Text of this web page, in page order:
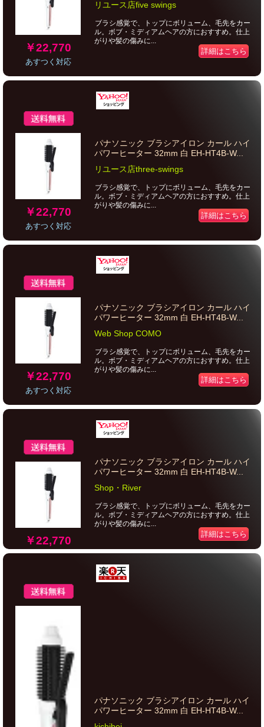
￥22,770
あすつく対応
リユース店five swings
ブラシ感覚で、トップにボリューム、毛先をカー
ル。ボブ・ミディアムヘアの方におすすめ。仕上
がりや髪の傷みに...
詳細はこちら
￥22,770
あすつく対応
パナソニック ブラシアイロン カール ハイ
パワーヒーター 32mm 白 EH-HT4B-W...
リユース店three-swings
ブラシ感覚で、トップにボリューム、毛先をカー
ル。ボブ・ミディアムヘアの方におすすめ。仕上
がりや髪の傷みに...
詳細はこちら
￥22,770
あすつく対応
パナソニック ブラシアイロン カール ハイ
パワーヒーター 32mm 白 EH-HT4B-W...
Web Shop COMO
ブラシ感覚で、トップにボリューム、毛先をカー
ル。ボブ・ミディアムヘアの方におすすめ。仕上
がりや髪の傷みに...
詳細はこちら
￥22,770
パナソニック ブラシアイロン カール ハイ
パワーヒーター 32mm 白 EH-HT4B-W...
Shop・River
ブラシ感覚で、トップにボリューム、毛先をカー
ル。ボブ・ミディアムヘアの方におすすめ。仕上
がりや髪の傷みに...
詳細はこちら
パナソニック ブラシアイロン カール ハイ
パワーヒーター 32mm 白 EH-HT4B-W...